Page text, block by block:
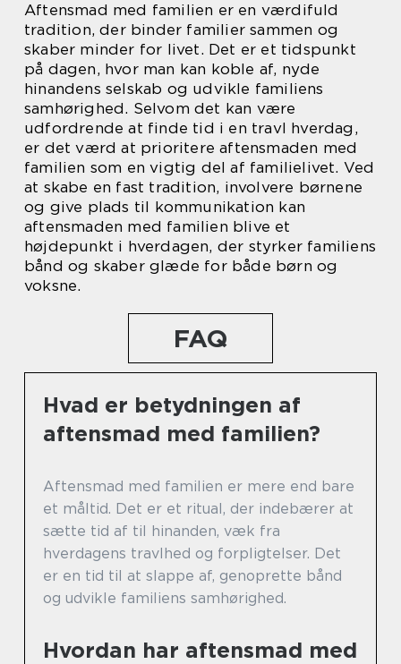
Aftensmad med familien er en værdifuld
tradition, der binder familier sammen og
skaber minder for livet. Det er et tidspunkt
på dagen, hvor man kan koble af, nyde
hinandens selskab og udvikle familiens
samhørighed. Selvom det kan være
udfordrende at finde tid i en travl hverdag,
er det værd at prioritere aftensmaden med
familien som en vigtig del af familielivet. Ved
at skabe en fast tradition, involvere børnene
og give plads til kommunikation kan
aftensmaden med familien blive et
højdepunkt i hverdagen, der styrker familiens
bånd og skaber glæde for både børn og
voksne.
FAQ
Hvad er betydningen af
aftensmad med familien?
Aftensmad med familien er mere end bare
et måltid. Det er et ritual, der indebærer at
sætte tid af til hinanden, væk fra
hverdagens travlhed og forpligtelser. Det
er en tid til at slappe af, genoprette bånd
og udvikle familiens samhørighed.
Hvordan har aftensmad med